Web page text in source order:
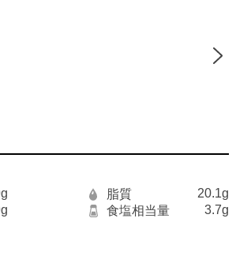
脂質
20.1g
食塩相当量 3.7g